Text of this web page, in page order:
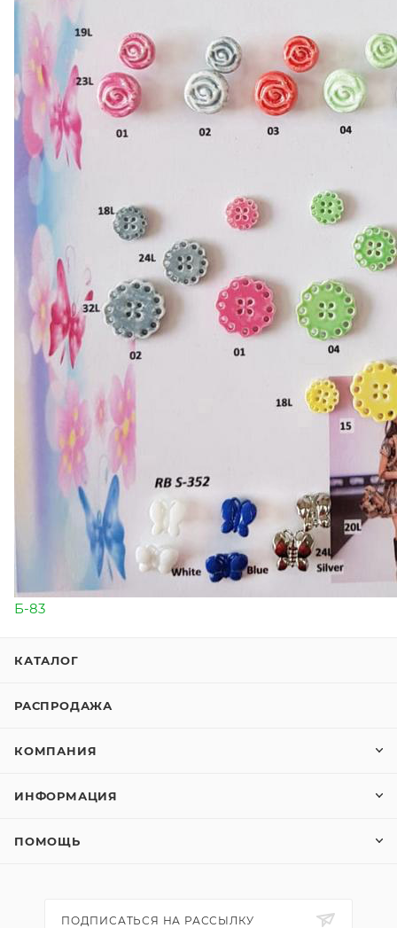
Б-83
КАТАЛОГ
РАСПРОДАЖА
КОМПАНИЯ
ИНФОРМАЦИЯ
ПОМОЩЬ
ПОДПИСАТЬСЯ НА РАССЫЛКУ